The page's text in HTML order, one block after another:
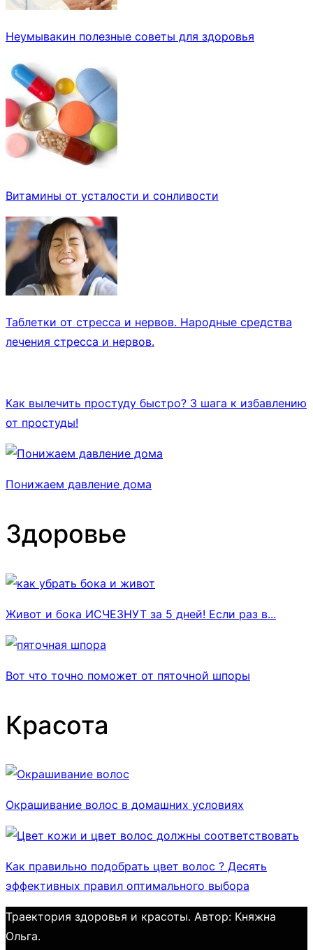
Неумывакин полезные советы для здоровья
Витамины от усталости и сонливости
Таблетки от стресса и нервов. Народные средства
лечения стресса и нервов.
Как вылечить простуду быстро? 3 шага к избавлению
от простуды!
Понижаем давление дома
Здоровье
Живот и бока ИСЧЕЗНУТ за 5 дней! Если раз в...
Вот что точно поможет от пяточной шпоры
Красота
Окрашивание волос в домашних условиях
Как правильно подобрать цвет волос ? Десять
эффективных правил оптимального выбора
Траектория здоровья и красоты. Автор: Княжна
Ольга.